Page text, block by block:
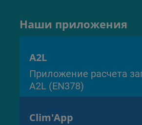
Наши приложения
A2L
Приложение расчета
A2L (EN378)
Clim'App